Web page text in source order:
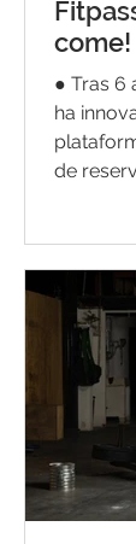
come!
● Tras 6
ha
de